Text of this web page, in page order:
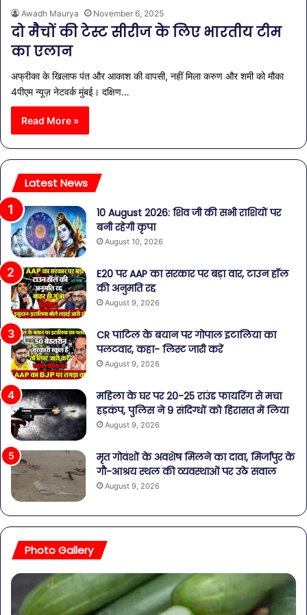
Awadh Maurya November 6, 2025
दो मैचों की टेस्ट सीरीज के लिए भारतीय टीम
का एलान
अफ्रीका के खिलाफ पंत और आकाश की वापसी, नहीं मिला करुण और शमी को मौका
4पीएम न्यूज़ नेटवर्क मुंबई। दक्षिण…
Read More »
Latest News
10 August 2026: शिव जी की सभी राशियों पर
बनी रहेगी कृपा
August 10, 2026
E20 पर AAP का सरकार पर बड़ा वार, टाउन हॉल
की अनुमति रद्द
August 9, 2026
CR पाटिल के बयान पर गोपाल इटालिया का
पलटवार, कहा- लिस्ट जारी करें
August 9, 2026
महिला के घर पर 20-25 राउंड फायरिंग से मचा
हड़कंप, पुलिस ने 9 संदिग्धों को हिरासत में लिया
August 9, 2026
मृत गोवंशों के अवशेष मिलने का दावा, मिर्जापुर के
गौ-आश्रय स्थल की व्यवस्थाओं पर उठे सवाल
August 9, 2026
Photo Gallery
सावधान!
बोतलबंद
पानी